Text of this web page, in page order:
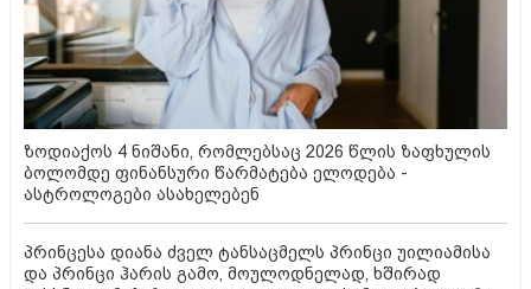
ზოდიაქოს 4 ნიშანი, რომლებსაც 2026 წლის ზაფხულის
ბოლომდე ფინანსური წარმატება ელოდება -
ასტროლოგები ასახელებენ
პრინცესა დიანა ძველ ტანსაცმელს პრინცი უილიამისა
და პრინცი ჰარის გამო, მოულოდნელად, ხშირად